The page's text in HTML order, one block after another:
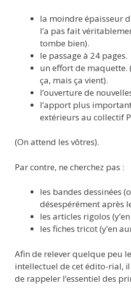
la moindre épaisseur
l’a pas fait
tombe bien).
le passage à 24 pages.
un effort de maquette.
ça, mais ça vient).
l’ouverture de
l’apport plus
extérieurs au collectif
(On attend les vôtres).
Par contre, ne cherchez pas :
les bandes dessinées
désespérément après
les articles rigolos
les fiches tricot (y’en
Afin de relever quelque peu
intellectuel de cet édito-rial,
de rappeler l’essentiel des